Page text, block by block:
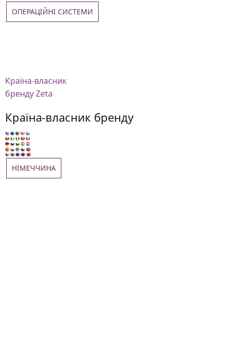
ОПЕРАЦІЙНІ СИСТЕМИ
Країна-власник
бренду Zeta
Країна-власник бренду
НІМЕЧЧИНА